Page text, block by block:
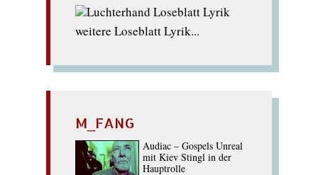
weitere Loseblatt Lyrik...
M_FANG
Audiac – Gospels Unreal
mit Kiev Stingl in der
Hauptrolle